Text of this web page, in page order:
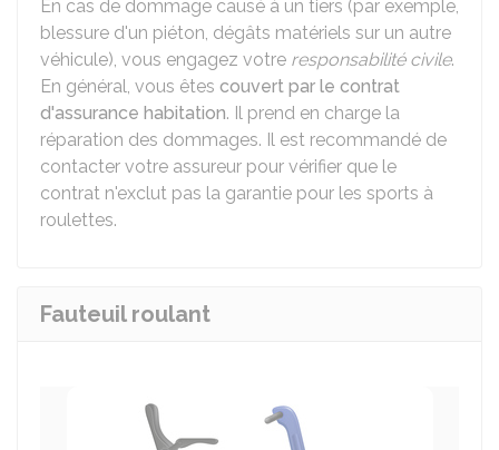
En cas de dommage causé à un tiers (par exemple,
blessure d'un piéton, dégâts matériels sur un autre
véhicule), vous engagez votre responsabilité civile.
En général, vous êtes couvert par le contrat
d'assurance habitation. Il prend en charge la
réparation des dommages. Il est recommandé de
contacter votre assureur pour vérifier que le
contrat n'exclut pas la garantie pour les sports à
roulettes.
Fauteuil roulant